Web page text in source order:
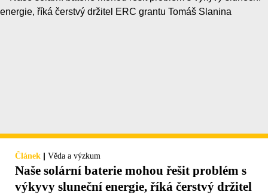
Článek | Věda a výzkum
Naše solární baterie mohou řešit problém s
výkyvy sluneční energie, říká čerstvý držitel